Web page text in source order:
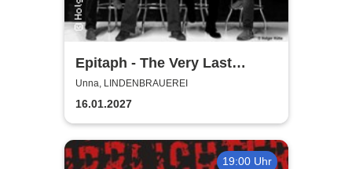
Epitaph - The Very Last
Concert
Unna, LINDENBRAUEREI
16.01.2027
19:00 Uhr